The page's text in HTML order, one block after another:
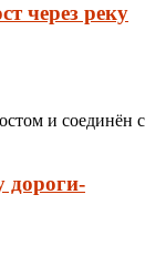
через реку
и соединён с
дороги-